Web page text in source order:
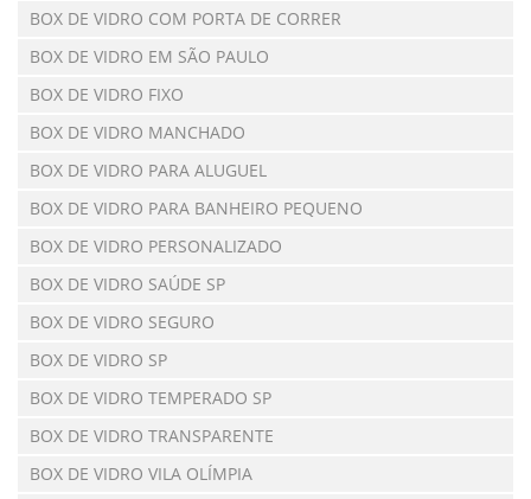
BOX DE VIDRO COM PORTA DE CORRER
BOX DE VIDRO EM SÃO PAULO
BOX DE VIDRO FIXO
BOX DE VIDRO MANCHADO
BOX DE VIDRO PARA ALUGUEL
BOX DE VIDRO PARA BANHEIRO PEQUENO
BOX DE VIDRO PERSONALIZADO
BOX DE VIDRO SAÚDE SP
BOX DE VIDRO SEGURO
BOX DE VIDRO SP
BOX DE VIDRO TEMPERADO SP
BOX DE VIDRO TRANSPARENTE
BOX DE VIDRO VILA OLÍMPIA